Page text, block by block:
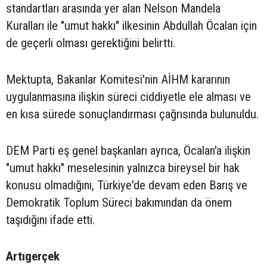
standartları arasında yer alan Nelson Mandela
Kuralları ile "umut hakkı" ilkesinin Abdullah Öcalan için
de geçerli olması gerektiğini belirtti.
Mektupta, Bakanlar Komitesi'nin AİHM kararının
uygulanmasına ilişkin süreci ciddiyetle ele alması ve
en kısa sürede sonuçlandırması çağrısında bulunuldu.
DEM Parti eş genel başkanları ayrıca, Öcalan'a ilişkin
"umut hakkı" meselesinin yalnızca bireysel bir hak
konusu olmadığını, Türkiye'de devam eden Barış ve
Demokratik Toplum Süreci bakımından da önem
taşıdığını ifade etti.
Artıgerçek